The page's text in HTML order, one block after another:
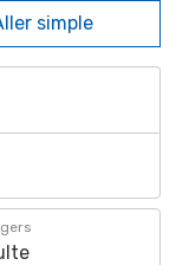
simple